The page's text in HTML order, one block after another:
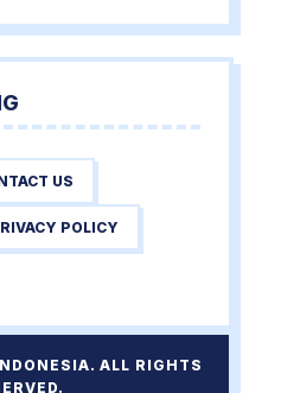
US
POLICY
ALL RIGHTS